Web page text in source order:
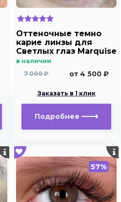
Оттеночные темно
карие линзы для
Светлых глаз Marquise
Solo Dark brown с
карие ) /Плюсовые
дальнозоркости и
близорукости
в наличии
7 000 ₽
от 4 500 ₽
Заказать в 1 клик
Подробнее
57%